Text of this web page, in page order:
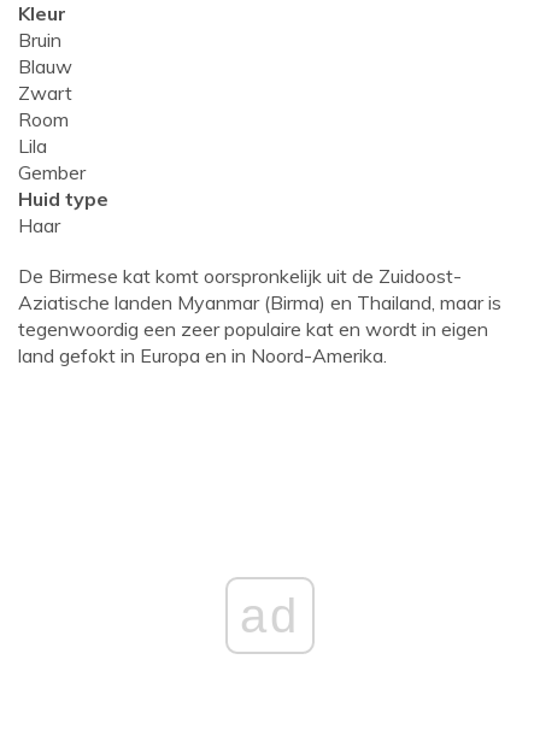
Kleur
Bruin
Blauw
Zwart
Room
Lila
Gember
Huid type
Haar
De Birmese kat komt oorspronkelijk uit de Zuidoost-
Aziatische landen Myanmar (Birma) en Thailand, maar is
tegenwoordig een zeer populaire kat en wordt in eigen
land gefokt in Europa en in Noord-Amerika.
ad